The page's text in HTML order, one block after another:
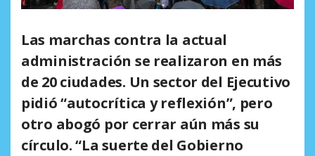
Las marchas contra la actual
administración se realizaron en más
de 20 ciudades. Un sector del Ejecutivo
pidió “autocrítica y reflexión”, pero
otro abogó por cerrar aún más su
círculo. “La suerte del Gobierno